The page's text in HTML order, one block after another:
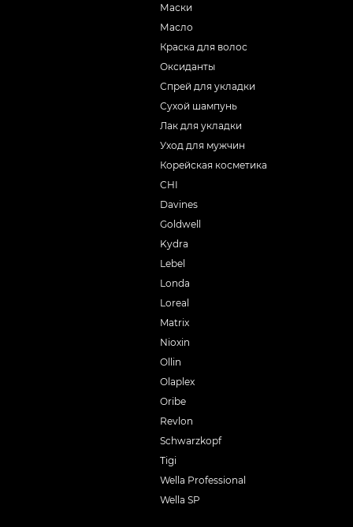
Маски
Масло
Краска для волос
Оксиданты
Спрей для укладки
Сухой шампунь
Лак для укладки
Уход для мужчин
Корейская косметика
CHI
Davines
Goldwell
Kydra
Lebel
Londa
Loreal
Matrix
Nioxin
Ollin
Olaplex
Oribe
Revlon
Schwarzkopf
Tigi
Wella Professional
Wella SP